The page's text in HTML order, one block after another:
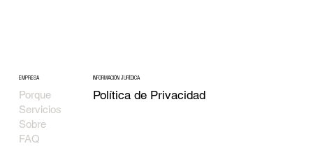
EMPRESA
Porque
Servicios
Sobre
FAQ
INFORMACIÓN JURÍDICA
Política de Privacidad